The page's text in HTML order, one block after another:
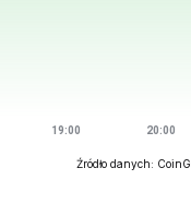
Źródło danych: